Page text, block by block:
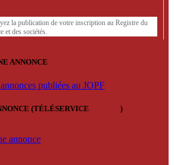
la publication de votre inscription au Registre du
et des sociétés.
ANNONCE
publiées au JOPF
(TÉLÉSERVICE )
annonce